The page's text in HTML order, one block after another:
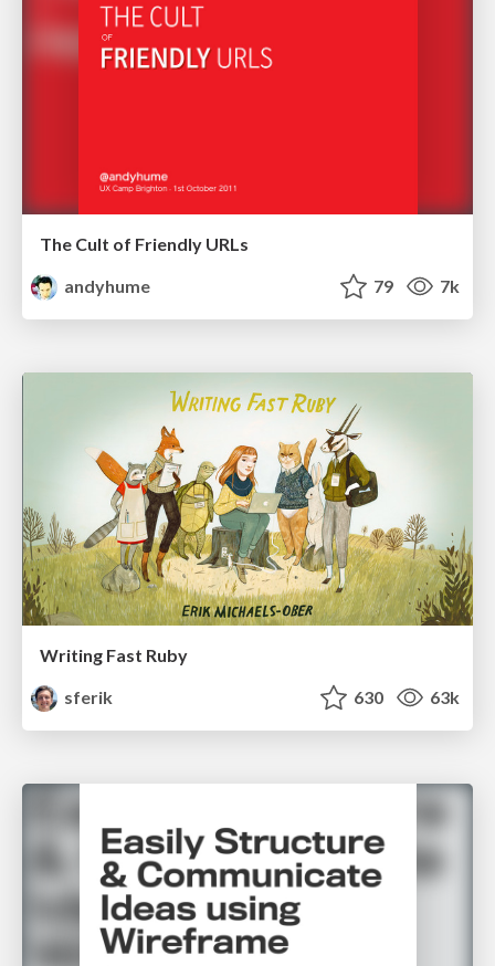
The Cult of Friendly URLs
andyhume
79 7k
Writing Fast Ruby
sferik
630 63k